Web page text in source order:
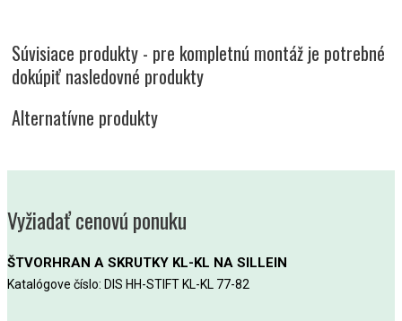
Súvisiace produkty - pre kompletnú montáž je potrebné
dokúpiť nasledovné produkty
Alternatívne produkty
Vyžiadať cenovú ponuku
ŠTVORHRAN A SKRUTKY KL-KL NA SILLEIN
Katalógove číslo: DIS HH-STIFT KL-KL 77-82